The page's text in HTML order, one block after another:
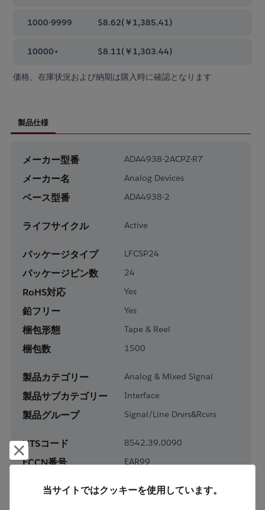
1000-9999 $8.62(￥1,385.41)
10000+ $8.11(￥1,303.44)
価格、在庫状況および納期は購入時に確認となります
製品仕様
メーカー型番 ADA4938-2ACPZ-R7
メーカー名 Analog Devices
ベース型番 ADA4938-2
ライフサイクル Active
パッケージタイプ LFCSP24
パッケージピン数 24
RoHS対応 Yes
鉛フリー Yes
梱包形態 Tape & Reel
梱包数 1500
製品カテゴリー Analog & Mixed Signal
製品サブカテゴリー Interface
製品グループ Signal/Line Drvrs&Rcvrs
HTSコード 8542.39.0090
ECCN番号 EAR99
却下して閉じる
当サイトではクッキーを使用しています。